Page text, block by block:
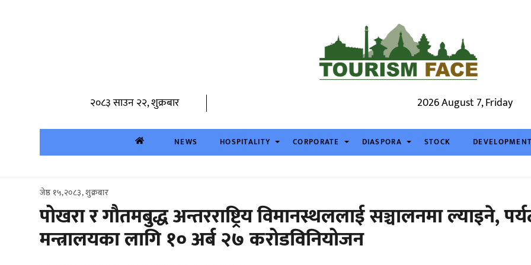
२०८३ साउन २२, शुक्रबार 2026 August 7, Friday
NEWS HOSPITALITY CORPORATE DIASPORA STOCK DEVELOPMENT
जेष्ठ १५,२०८३, शुक्रबार
पोखरा र गौतमबुद्ध अन्तरराष्ट्रिय विमानस्थललाई सञ्चालनमा ल्याइने,
मन्त्रालयका लागि १० अर्ब २७ करोडविनियोजन